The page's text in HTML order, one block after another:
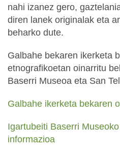
nahi izanez gero,
diren lanek originalak eta
beharko dute.
Galbahe bekaren ikerketa
etnografikoetan oinarritu
Baserri Museoa eta San
Galbahe ikerketa bekaren
Igartubeiti Baserri
informazioa